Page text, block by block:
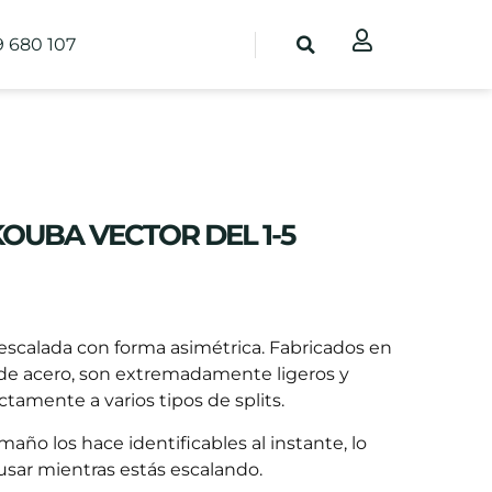
680 107
VECTOR DEL 1-5
con forma asimétrica. Fabricados en
acero, son extremadamente ligeros y
a varios tipos de splits.
los hace identificables al instante, lo
mientras estás escalando.